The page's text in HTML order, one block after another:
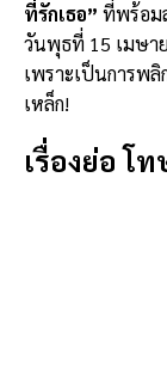
ที่รักเธอ” ที่พร้อม
วันพุธที่ 15 เมษา
เพราะเป็นการพ
เหล็ก!
เรื่องย่อ โ